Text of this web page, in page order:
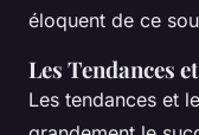
éloquent de ce
Les Tendances
Les tendances et